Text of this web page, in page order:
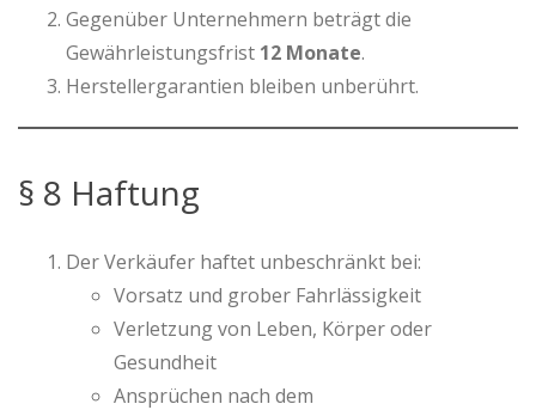
Gegenüber Unternehmern beträgt die
Gewährleistungsfrist 12 Monate.
Herstellergarantien bleiben unberührt.
§ 8 Haftung
Der Verkäufer haftet unbeschränkt bei:
Vorsatz und grober Fahrlässigkeit
Verletzung von Leben, Körper oder
Gesundheit
Ansprüchen nach dem